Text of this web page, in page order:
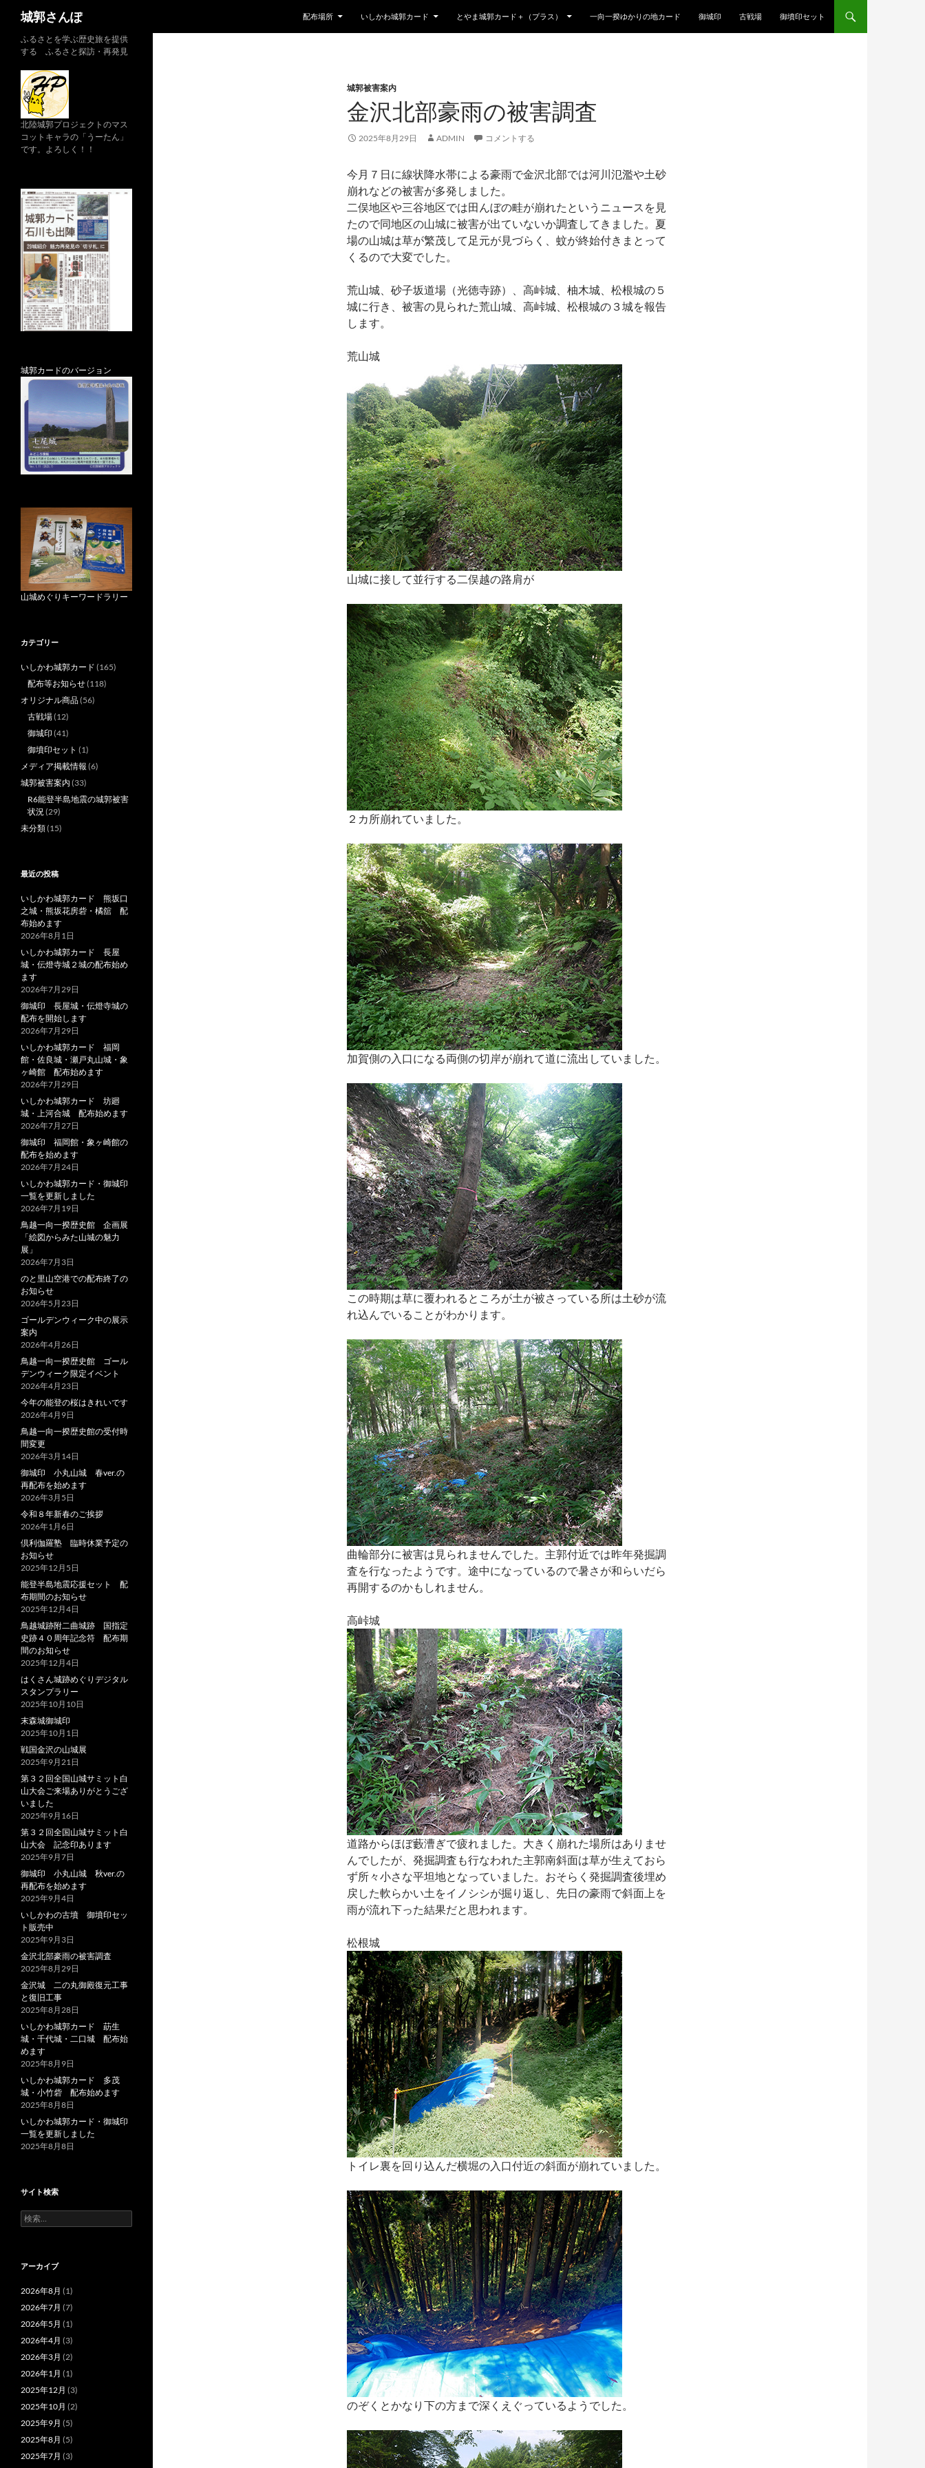
城郭さんぽ 配布場所 いしかわ城郭カード とやま城郭カード＋（プラス） 一向一揆ゆかりの地カード 御城印 古戦場 御墳印セット
城郭被害案内
金沢北部豪雨の被害調査
2025年8月29日 ADMIN コメントする
今月７日に線状降水帯による豪雨で金沢北部では河川氾濫や土砂
崩れなどの被害が多発しました。
二俣地区や三谷地区では田んぼの畦が崩れたというニュースを見
たので同地区の山城に被害が出ていないか調査してきました。夏
場の山城は草が繁茂して足元が見づらく、蚊が終始付きまとって
くるので大変でした。
荒山城、砂子坂道場（光徳寺跡）、高峠城、柚木城、松根城の５
城に行き、被害の見られた荒山城、高峠城、松根城の３城を報告
します。
荒山城
山城に接して並行する二俣越の路肩が
２カ所崩れていました。
加賀側の入口になる両側の切岸が崩れて道に流出していました。
この時期は草に覆われるところが土が被さっている所は土砂が流
れ込んでいることがわかります。
曲輪部分に被害は見られませんでした。主郭付近では昨年発掘調
査を行なったようです。途中になっているので暑さが和らいだら
再開するのかもしれません。
高峠城
道路からほぼ藪漕ぎで疲れました。大きく崩れた場所はありませ
んでしたが、発掘調査も行なわれた主郭南斜面は草が生えておら
ず所々小さな平坦地となっていました。おそらく発掘調査後埋め
戻した軟らかい土をイノシシが掘り返し、先日の豪雨で斜面上を
雨が流れ下った結果だと思われます。
松根城
トイレ裏を回り込んだ横堀の入口付近の斜面が崩れていました。
のぞくとかなり下の方まで深くえぐっているようでした。
ふるさとを学ぶ歴史旅を提供
する ふるさと探訪・再発見
北陸城郭プロジェクトのマス
コットキャラの「うーたん」
です。よろしく！！
城郭カードのバージョン
山城めぐりキーワードラリー
カテゴリー
いしかわ城郭カード (165)
配布等お知らせ(118)
オリジナル商品(56)
古戦場(12)
御城印 (41)
御墳印セット (1)
メディア掲載情報 (6)
城郭被害案内 (33)
R6能登半島地震の城郭被害
状況(29)
未分類(15)
最近の投稿
いしかわ城郭カード 熊坂口
之城・熊坂花房砦・橘舘 配
布始めます
2026年8月1日
いしかわ城郭カード 長屋
城・伝燈寺城２城の配布始め
ます
2026年7月29日
御城印 長屋城・伝燈寺城の
配布を開始します
2026年7月29日
いしかわ城郭カード 福岡
館・佐良城・瀬戸丸山城・象
ヶ崎館 配布始めます
2026年7月29日
いしかわ城郭カード 坊廻
城・上河合城 配布始めます
2026年7月27日
御城印 福岡館・象ヶ崎館の
配布を始めます
2026年7月24日
いしかわ城郭カード・御城印
一覧を更新しました
2026年7月19日
鳥越一向一揆歴史館 企画展
「絵図からみた山城の魅力
展」
2026年7月3日
のと里山空港での配布終了の
お知らせ
2026年5月23日
ゴールデンウィーク中の展示
案内
2026年4月26日
鳥越一向一揆歴史館 ゴール
デンウィーク限定イベント
2026年4月23日
今年の能登の桜はきれいです
2026年4月9日
鳥越一向一揆歴史館の受付時
間変更
2026年3月14日
御城印 小丸山城 春ver.の
再配布を始めます
2026年3月5日
令和８年新春のご挨拶
2026年1月6日
倶利伽羅塾 臨時休業予定の
お知らせ
2025年12月5日
能登半島地震応援セット 配
布期間のお知らせ
2025年12月4日
鳥越城跡附二曲城跡 国指定
史跡４０周年記念符 配布期
間のお知らせ
2025年12月4日
はくさん城跡めぐりデジタル
スタンプラリー
2025年10月10日
末森城御城印
2025年10月1日
戦国金沢の山城展
2025年9月21日
第３２回全国山城サミット白
山大会ご来場ありがとうござ
いました
2025年9月16日
第３２回全国山城サミット白
山大会 記念印あります
2025年9月7日
御城印 小丸山城 秋ver.の
再配布を始めます
2025年9月4日
いしかわの古墳 御墳印セッ
ト販売中
2025年9月3日
金沢北部豪雨の被害調査
2025年8月29日
金沢城 二の丸御殿復元工事
と復旧工事
2025年8月28日
いしかわ城郭カード 莇生
城・千代城・二口城 配布始
めます
2025年8月9日
いしかわ城郭カード 多茂
城・小竹砦 配布始めます
2025年8月8日
いしかわ城郭カード・御城印
一覧を更新しました
2025年8月8日
サイト検索
検
索:
アーカイブ
2026年8月 (1)
2026年7月 (7)
2026年5月 (1)
2026年4月 (3)
2026年3月 (2)
2026年1月 (1)
2025年12月 (3)
2025年10月 (2)
2025年9月 (5)
2025年8月 (5)
2025年7月 (3)